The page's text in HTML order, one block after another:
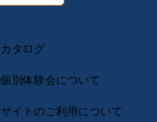
カタログ
サイトのご利用について
​個別体験会について